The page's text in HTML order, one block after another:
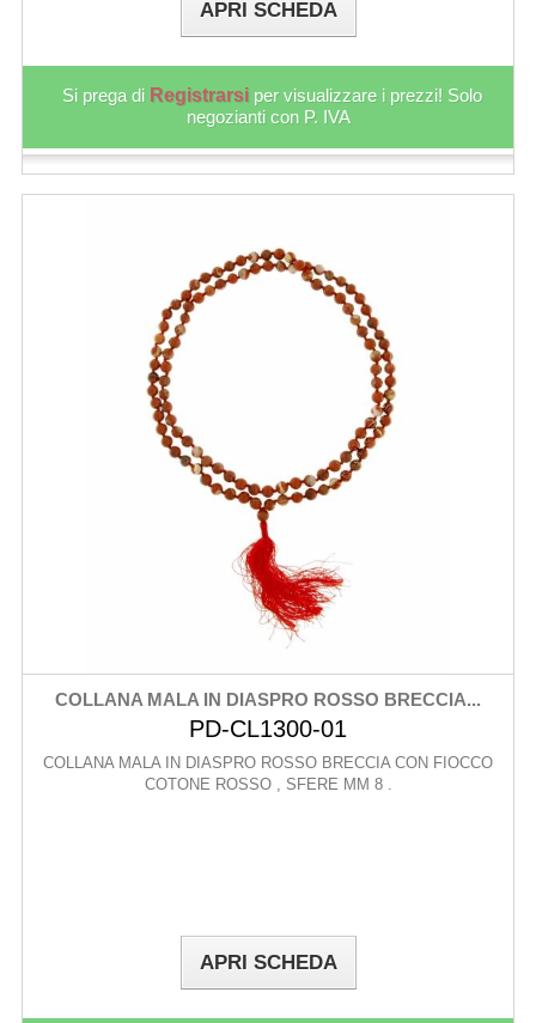
APRI SCHEDA
Si prega di Registrarsi per visualizzare i prezzi! Solo
negozianti con P. IVA
COLLANA MALA IN DIASPRO ROSSO BRECCIA...
PD-CL1300-01
COLLANA MALA IN DIASPRO ROSSO BRECCIA CON FIOCCO
COTONE ROSSO , SFERE MM 8 .
APRI SCHEDA